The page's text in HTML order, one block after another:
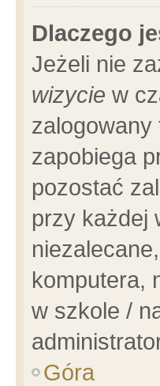
Dlaczego
Jeżeli nie
wizycie w
zapobiega
pozostać
przy każdej
komputera,
w szkole /
Góra